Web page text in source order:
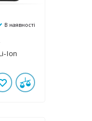
В наявності
Ion